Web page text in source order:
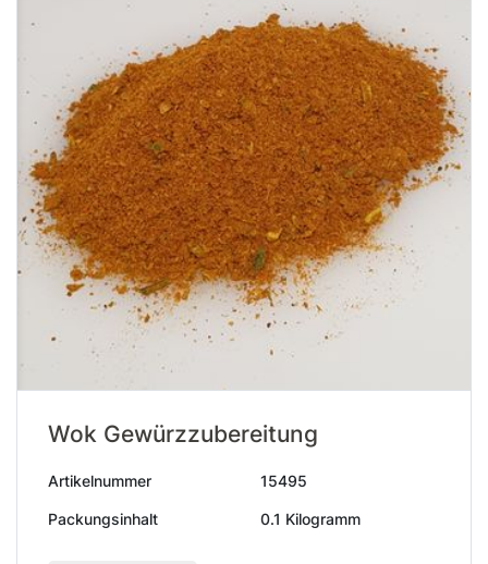
Wok Gewürzzubereitung
Artikelnummer 15495
Packungsinhalt 0.1 Kilogramm